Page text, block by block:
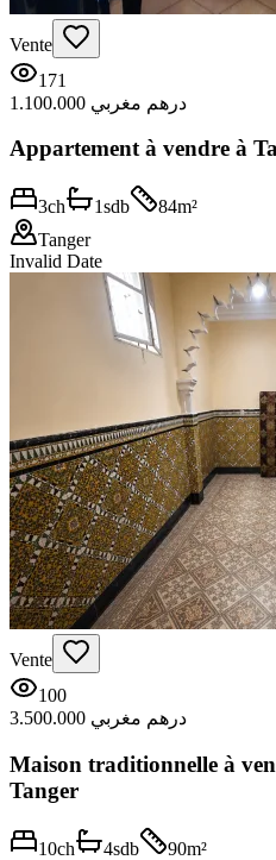
Vente
171
1.100.000 درهم مغربي
Appartement à vendre à
3ch 1sdb 84m²
Tanger
Invalid Date
Vente
100
3.500.000 درهم مغربي
Maison traditionnelle à
Tanger
10ch 4sdb 90m²